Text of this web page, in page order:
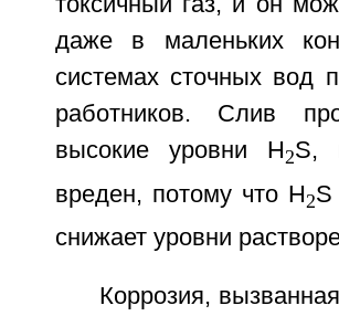
даже в маленьких
системах сточных вод
работников. Слив
высокие уровни H2S,
вреден, потому что H2S
снижает уровни
Коррозия,